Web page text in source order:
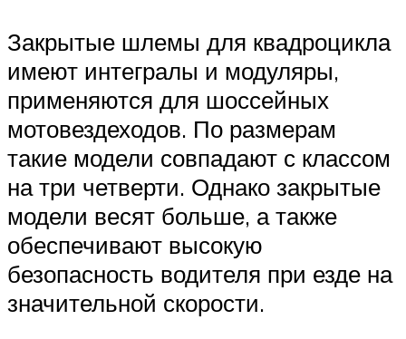
Закрытые шлемы для квадроцикла
имеют интегралы и модуляры,
применяются для шоссейных
мотовездеходов. По размерам
такие модели совпадают с классом
на три четверти. Однако закрытые
модели весят больше, а также
обеспечивают высокую
безопасность водителя при езде на
значительной скорости.